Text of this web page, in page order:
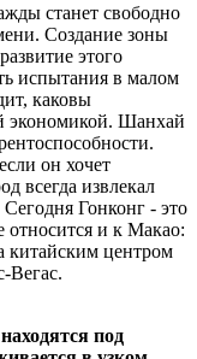
станет свободно
Создание зоны
этого
испытания в малом
каковы
экономикой. Шанхай
он хочет
всегда извлекал
Гонконг - это
относится и к Макао:
китайским центром
Вегас.
под